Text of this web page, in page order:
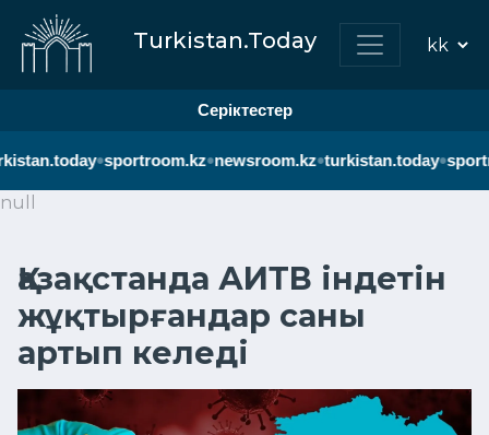
Turkistan.Today
Серіктестер
•sportroom.kz•newsroom.kz•turkistan.today•
null
Қазақстанда АИТВ індетін
жұқтырғандар саны
артып келеді